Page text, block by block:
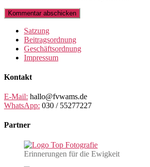
Satzung
Beitragsordnung
Geschäftsordnung
Impressum
Kontakt
E-Mail: hallo@fvwams.de
WhatsApp: 030 / 55277227
Partner
Erinnerungen für die Ewigkeit